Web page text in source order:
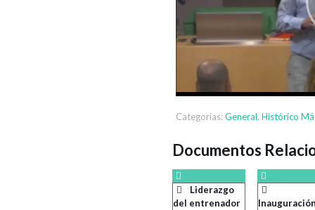
Categorías:General, Histórico
Documentos
Liderazgo
del entrenador